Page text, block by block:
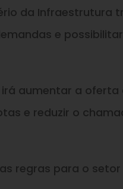
da Infraestrutura
e
aumentar a
e reduzir o
regras para o